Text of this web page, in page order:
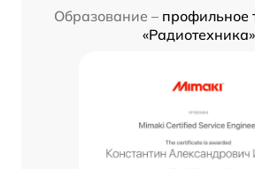
Образование – профильное
«Радиотехника»